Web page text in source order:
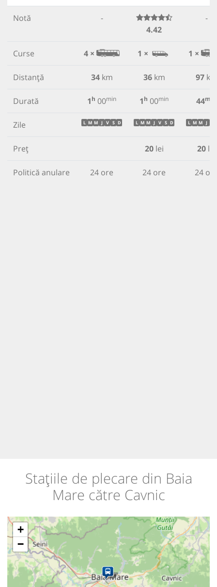
Notă
-
4.42
-
Curse 4 × 1 × 1 ×
Distanță 34km 36km 97km
Durată 1h 00min 1h 00min 44min
Zile L M M J V S D L M M J V S D L M M J
Preț 20lei 20lei
Politică anulare 24 ore 24 ore 24
Stațiile de plecare din Baia
Mare către Cavnic
+
−